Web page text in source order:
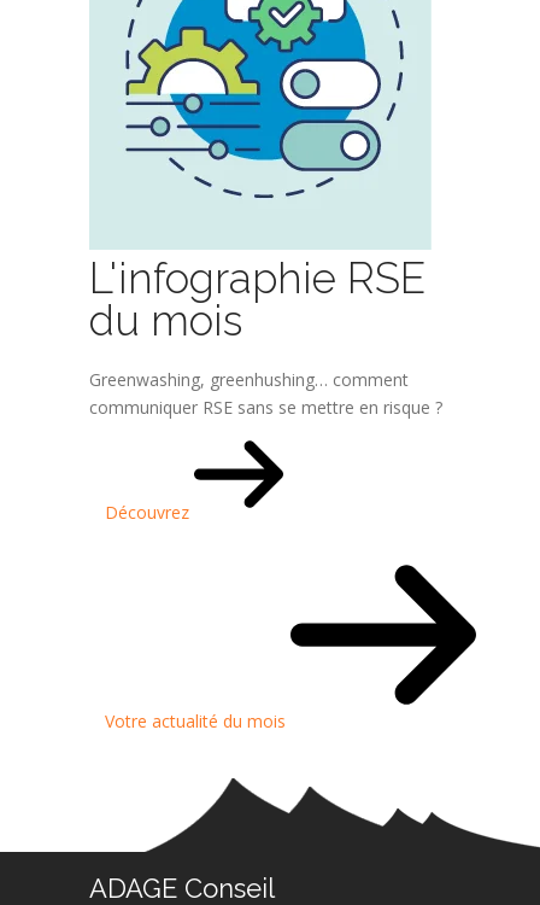
L'infographie RSE
du mois
Greenwashing, greenhushing… comment
communiquer RSE sans se mettre en risque ?
Découvrez
Votre actualité du mois
ADAGE Conseil